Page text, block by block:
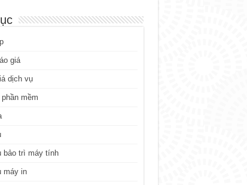
giá
dịch vụ
mềm
bảo trì máy tính
máy in